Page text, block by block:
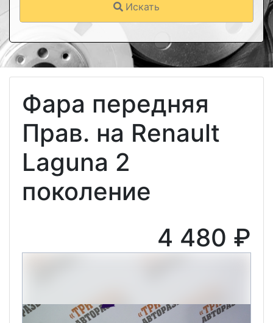
Искать
Фара передняя
Прав. на Renault
Laguna 2
поколение
4 480 ₽